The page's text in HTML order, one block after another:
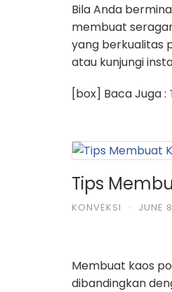
Bila Anda
membuat
yang berkualitas
atau kunjungi
[box] Baca Juga :
Tips
KONVEKSI · JUNE
Membuat kaos
dibandingkan